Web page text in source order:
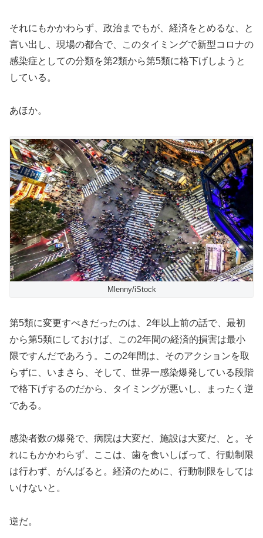
それにもかかわらず、政治までもが、経済をとめるな、と
言い出し、現場の都合で、このタイミングで新型コロナの
感染症としての分類を第2類から第5類に格下げしようと
している。
あほか。
Mlenny/iStock
第5類に変更すべきだったのは、2年以上前の話で、最初
から第5類にしておけば、この2年間の経済的損害は最小
限ですんだであろう。この2年間は、そのアクションを取
らずに、いまさら、そして、世界一感染爆発している段階
で格下げするのだから、タイミングが悪いし、まったく逆
である。
感染者数の爆発で、病院は大変だ、施設は大変だ、と。そ
れにもかかわらず、ここは、歯を食いしばって、行動制限
は行わず、がんばると。経済のために、行動制限をしては
いけないと。
逆だ。